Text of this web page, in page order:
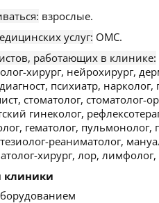
взрослые.
услуг: ОМС.
работающих в клинике:
хирург, нейрохирург,
психиатр, нарколог,
стоматолог, стоматолог-
гинеколог,
гематолог,
реаниматолог,
хирург, лор,
клиники